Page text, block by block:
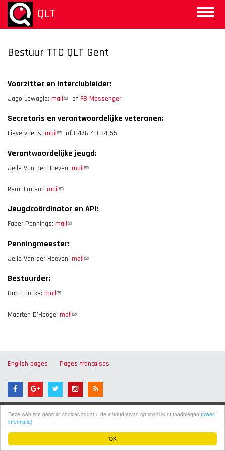
OK
Deze web site gebruikt cookies zodat u de inhoud ervan optimaal kunt raadplegen (meer
informatie)
Overslaan
naar
inhoud
Toggle
QLT
Bestuur TTC QLT Gent
Voorzitter en interclubleider:
Jago Lowagie: mail of FB Messenger
Secretaris en verantwoordelijke veteranen:
Lieve vriens: mail of 0476 40 34 55
Verantwoordelijke jeugd:
Jelle Van der Hoeven: mail
Remi Frateur: mail
Jeugdcoördinator en API:
Faber Pennings: mail
Penningmeester:
Jelle Van der Hoeven: mail
Bestuurder:
Bart Loncke: mail
Maarten D'Hooge: mail
English pages Pages françaises
Copyright © 2026. All rights reserved